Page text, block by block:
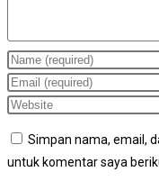
Enter
your
name
username
to
Enter
your
address
to
Enter
website
URL
Simpan nama, email,
untuk komentar saya